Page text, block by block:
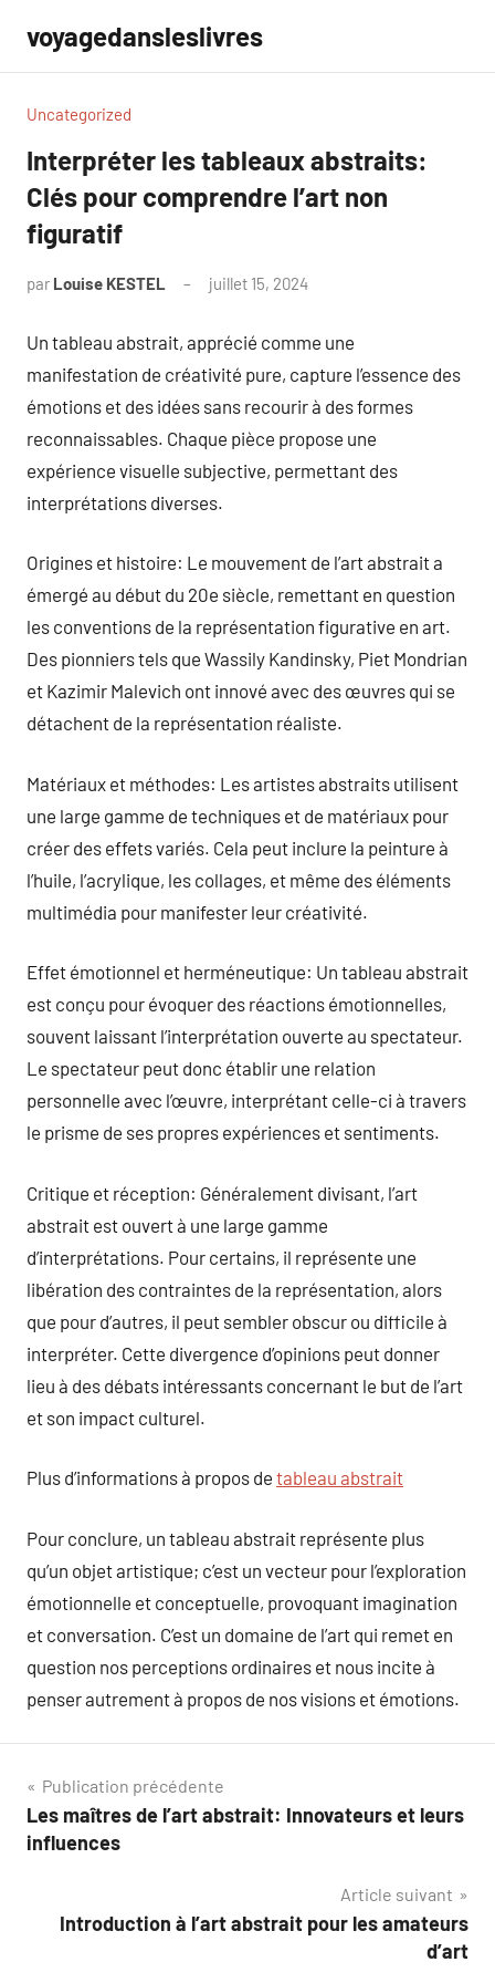
contenu
voyagedansleslivres
Uncategorized
Interpréter les tableaux abstraits:
Clés pour comprendre l’art non
figuratif
par Louise KESTEL juillet 15, 2024
Un tableau abstrait, apprécié comme une
manifestation de créativité pure, capture l’essence des
émotions et des idées sans recourir à des formes
reconnaissables. Chaque pièce propose une
expérience visuelle subjective, permettant des
interprétations diverses.
Origines et histoire: Le mouvement de l’art abstrait a
émergé au début du 20e siècle, remettant en question
les conventions de la représentation figurative en art.
Des pionniers tels que Wassily Kandinsky, Piet Mondrian
et Kazimir Malevich ont innové avec des œuvres qui se
détachent de la représentation réaliste.
Matériaux et méthodes: Les artistes abstraits utilisent
une large gamme de techniques et de matériaux pour
créer des effets variés. Cela peut inclure la peinture à
l’huile, l’acrylique, les collages, et même des éléments
multimédia pour manifester leur créativité.
Effet émotionnel et herméneutique: Un tableau abstrait
est conçu pour évoquer des réactions émotionnelles,
souvent laissant l’interprétation ouverte au spectateur.
Le spectateur peut donc établir une relation
personnelle avec l’œuvre, interprétant celle-ci à travers
le prisme de ses propres expériences et sentiments.
Critique et réception: Généralement divisant, l’art
abstrait est ouvert à une large gamme
d’interprétations. Pour certains, il représente une
libération des contraintes de la représentation, alors
que pour d’autres, il peut sembler obscur ou difficile à
interpréter. Cette divergence d’opinions peut donner
lieu à des débats intéressants concernant le but de l’art
et son impact culturel.
Plus d’informations à propos de tableau abstrait
Pour conclure, un tableau abstrait représente plus
qu’un objet artistique; c’est un vecteur pour l’exploration
émotionnelle et conceptuelle, provoquant imagination
et conversation. C’est un domaine de l’art qui remet en
question nos perceptions ordinaires et nous incite à
penser autrement à propos de nos visions et émotions.
Navigation
de
Publication précédente
Les maîtres de l’art abstrait: Innovateurs et leurs
influences
Article suivant
Introduction à l’art abstrait pour les amateurs
d’art